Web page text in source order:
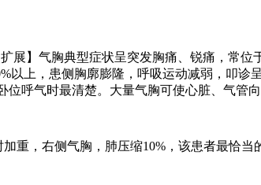
展】气胸典型症状呈突发胸痛、锐痛，常
以上，患侧胸廓膨隆，呼吸运动减弱，叩诊
位呼气时最清楚。大量气胸可使心脏、气管
重，右侧气胸，肺压缩10% ，该患者最恰当